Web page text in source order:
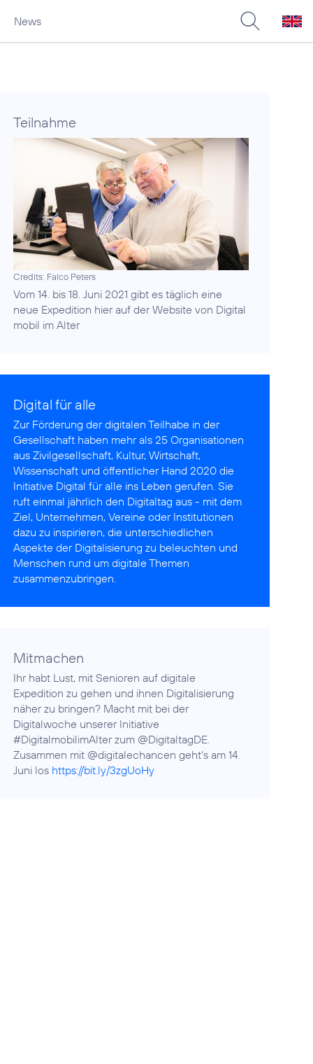
News
Teilnahme
Credits: Falco Peters
Vom 14. bis 18. Juni 2021 gibt es täglich eine
neue Expedition hier auf derWebsite von Digital
mobil im Alter
Digital für alle
Zur Förderung der digitalen Teilhabe in der
Gesellschaft haben mehr als 25 Organisationen
aus Zivilgesellschaft, Kultur, Wirtschaft,
Wissenschaft und öffentlicher Hand 2020 die
Initiative Digital für alle ins Leben gerufen. Sie
ruft einmal jährlich den Digitaltag aus - mit dem
Ziel, Unternehmen, Vereine oder Institutionen
dazu zu inspirieren, die unterschiedlichen
Aspekte der Digitalisierung zu beleuchten und
Menschen rund um digitale Themen
zusammenzubringen.
Mitmachen
Ihr habt Lust, mit Senioren auf digitale
Expedition zu gehen und ihnen Digitalisierung
näher zu bringen? Macht mit bei der
Digitalwoche unserer Initiative
#DigitalmobilimAlter zum @DigitaltagDE.
Zusammen mit @digitalechancen geht‘s am 14.
Juni los https://bit.ly/3zgUoHy